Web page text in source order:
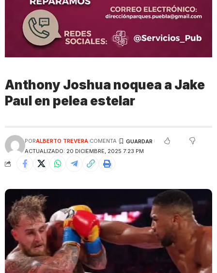
Anthony Joshua noquea a Jake
Paul en pelea estelar
ACTUALIZADO: 20 DICIEMBRE, 2025 7:23 PM
PORALBERTO TREVERA COMENTA